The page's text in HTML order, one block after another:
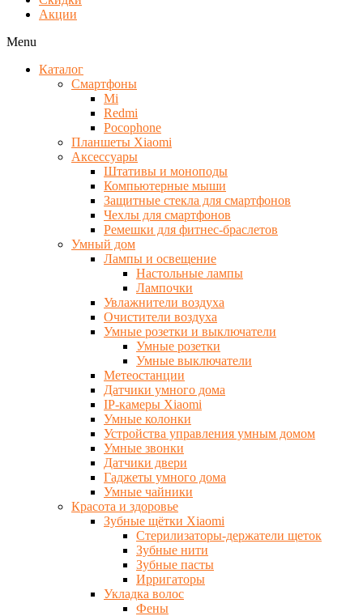
Акции
Menu
Каталог
Смартфоны
Mi
Redmi
Pocophone
Планшеты Xiaomi
Аксессуары
Штативы и моноподы
Компьютерные мыши
Защитные стекла для смартфонов
Чехлы для смартфонов
Ремешки для фитнес-браслетов
Умный дом
Лампы и освещение
Настольные лампы
Лампочки
Увлажнители воздуха
Очистители воздуха
Умные розетки и выключатели
Умные розетки
Умные выключатели
Метеостанции
Датчики умного дома
IP-камеры Xiaomi
Умные колонки
Устройства управления умным домом
Умные звонки
Датчики двери
Гаджеты умного дома
Умные чайники
Красота и здоровье
Зубные щётки Xiaomi
Стерилизаторы-держатели щеток
Зубные нити
Зубные пасты
Ирригаторы
Укладка волос
Фены